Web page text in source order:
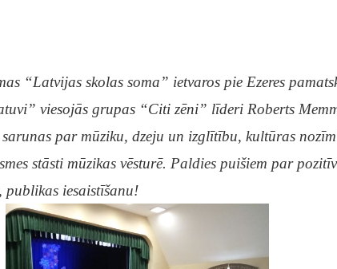
“Latvijas skolas soma” ietvaros pie Ezeres
viesojās grupas “Citi zēni” līderi Roberts
par mūziku, dzeju un izglītību, kultūras
stāsti mūzikas vēsturē. Paldies puišiem par
publikas iesaistīšanu!